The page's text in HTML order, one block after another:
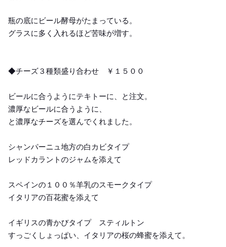
瓶の底にビール酵母がたまっている。
グラスに多く入れるほど苦味が増す。
◆チーズ３種類盛り合わせ ￥１５００
ビールに合うようにテキトーに、と注文。
濃厚なビールに合うように、
と濃厚なチーズを選んでくれました。
シャンパーニュ地方の白カビタイプ
レッドカラントのジャムを添えて
スペインの１００％羊乳のスモークタイプ
イタリアの百花蜜を添えて
イギリスの青かびタイプ スティルトン
すっごくしょっぱい、イタリアの桜の蜂蜜を添えて。